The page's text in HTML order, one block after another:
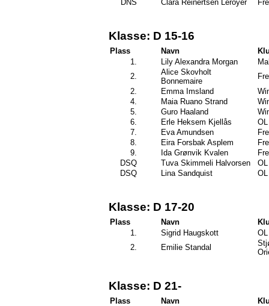
DNS
Clara Reinertsen Leroyer
Klasse: D 15-16
Plass Navn
1.
Lily Alexandra Morgan
2.
Alice Skovholt
Bonnemaire
2.
Emma Imsland
4.
Maia Ruano Strand
5.
Guro Haaland
6.
Erle Heksem Kjellås
7.
Eva Amundsen
8.
Eira Forsbak Asplem
9.
Ida Grønvik Kvalen
DSQ
Tuva Skimmeli Halvorsen
DSQ
Lina Sandquist
Klasse: D 17-20
Plass Navn
1.
Sigrid Haugskott
2.
Emilie Standal
Klasse: D 21-
Plass Navn